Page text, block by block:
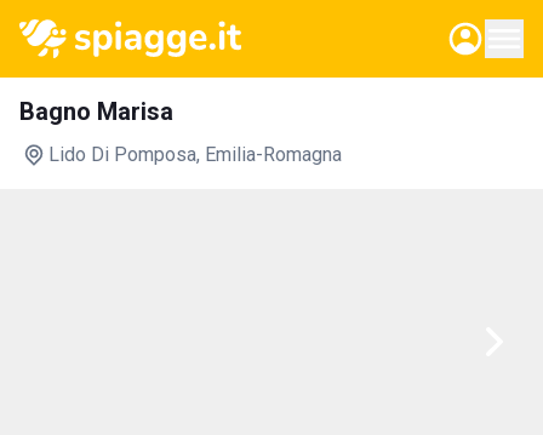
Bagno Marisa
Lido Di Pomposa, Emilia-Romagna